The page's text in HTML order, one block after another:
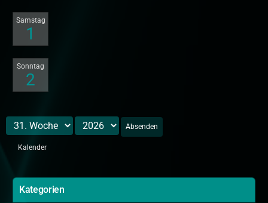
Samstag
1
Sonntag
2
Absenden
Kalender
Kategorien